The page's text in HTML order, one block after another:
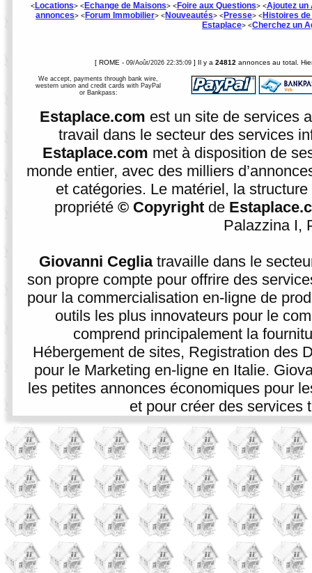
<Locations> <Echange de Maisons> <Foire aux Questions> <Ajoutez un
annonces> <Forum Immobilier> <Nouveautés> <Presse> <Histoires
Estaplace> <Cherchez un
[ ROME -09/Août/2026 22:35:09] Il y a24812 annonces au total.
We accept, payments through bank wire,
western union and credit cards with PayPal
or Bankpass:
Estaplace.com est un site de services
travail dans le secteur des services
Estaplace.com met à disposition de
monde entier, avec des milliers
et catégories. Le matériel, la
propriété © Copyrightde
Palazzina I,
Giovanni Ceglia travaille dans le
son propre compte pour offrire des
pour la commercialisation en-ligne de
outils les plus innovateurs pour le
comprend principalement la
Hébergement de sites, Registration des
pour le Marketing en-ligne en Italie.
les petites annonces économiques pour
et pour créer des services